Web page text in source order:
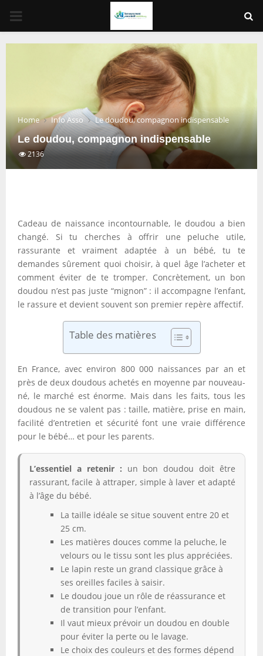
PRIMARY
MENU
Home Info Asso Le doudou, compagnon indispensable
Le doudou, compagnon indispensable
2136
Cadeau de naissance incontournable, le doudou a bien
changé. Si tu cherches à offrir une peluche utile,
rassurante et vraiment adaptée à un bébé, tu te
demandes sûrement quoi choisir, à quel âge l’acheter et
comment éviter de te tromper. Concrètement, un bon
doudou n’est pas juste “mignon” : il accompagne l’enfant,
le rassure et devient souvent son premier repère affectif.
Table des matières
En France, avec environ 800 000 naissances par an et
près de deux doudous achetés en moyenne par nouveau-
né, le marché est énorme. Mais dans les faits, tous les
doudous ne se valent pas : taille, matière, prise en main,
facilité d’entretien et sécurité font une vraie différence
pour le bébé… et pour les parents.
L’essentiel a retenir : un bon doudou doit être
rassurant, facile à attraper, simple à laver et adapté
à l’âge du bébé.
La taille idéale se situe souvent entre 20 et
25 cm.
Les matières douces comme la peluche, le
velours ou le tissu sont les plus appréciées.
Le lapin reste un grand classique grâce à
ses oreilles faciles à saisir.
Le doudou joue un rôle de réassurance et
de transition pour l’enfant.
Il vaut mieux prévoir un doudou en double
pour éviter la perte ou le lavage.
Le choix des couleurs et des formes dépend